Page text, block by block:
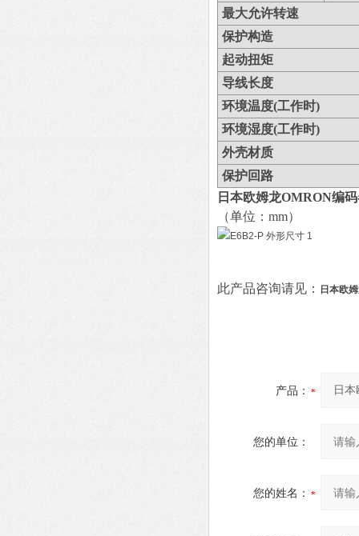
最大允许转速
保护构造
起动扭矩
导线长度
环境温度(工作时)
环境湿度(工作时)
外壳材质
保护回路
日本欧姆龙OMRON编
（单位：mm）
此产品咨询请见： 日本欧
产品：
您的单位：
您的姓名：